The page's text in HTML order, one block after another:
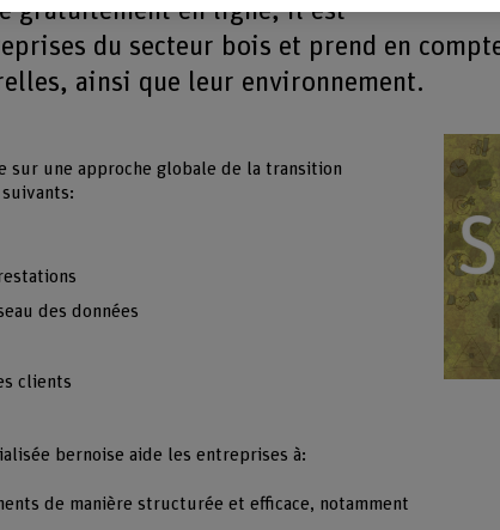
gratuitement en ligne, il est
du secteur bois et prend en
ainsi que leur environnement.
sur une approche globale de la transition
des données
clients
bernoise aide les entreprises à:
de manière structurée et efficace, notamment